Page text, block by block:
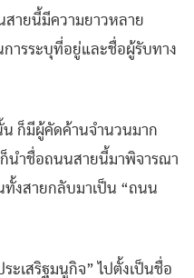
สายนี้มีความยาวหลาย
การระบุที่อยู่และชื่อผู้รับทาง
น ก็มีผู้คัดค้านจำนวนมาก
นำชื่อถนนสายนี้มาพิจารณา
งสายกลับมาเป็น “ถนน
ะเสริฐมนูกิจ” ไปตั้งเป็นชื่อ